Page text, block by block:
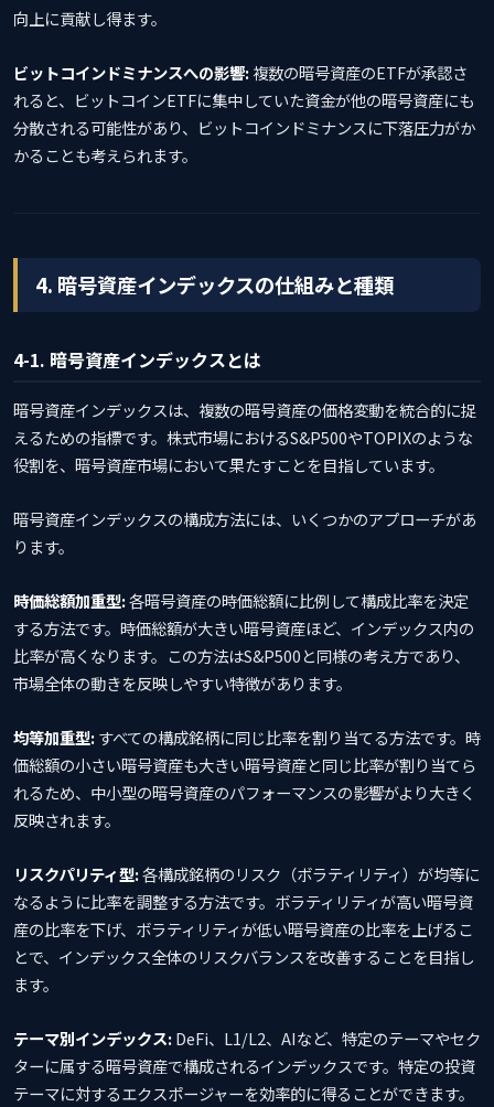
向上に貢献し得ます。
ビットコインドミナンスへの影響:複数の暗号資産のETFが承認さ
れると、ビットコインETFに集中していた資金が他の暗号資産にも
分散される可能性があり、ビットコインドミナンスに下落圧力がか
かることも考えられます。
4. 暗号資産インデックスの仕組みと種類
4-1. 暗号資産インデックスとは
暗号資産インデックスは、複数の暗号資産の価格変動を統合的に捉
えるための指標です。株式市場におけるS&P500やTOPIXのような
役割を、暗号資産市場において果たすことを目指しています。
暗号資産インデックスの構成方法には、いくつかのアプローチがあ
ります。
時価総額加重型:各暗号資産の時価総額に比例して構成比率を決定
する方法です。時価総額が大きい暗号資産ほど、インデックス内の
比率が高くなります。この方法はS&P500と同様の考え方であり、
市場全体の動きを反映しやすい特徴があります。
均等加重型:すべての構成銘柄に同じ比率を割り当てる方法です。時
価総額の小さい暗号資産も大きい暗号資産と同じ比率が割り当てら
れるため、中小型の暗号資産のパフォーマンスの影響がより大きく
反映されます。
リスクパリティ型:各構成銘柄のリスク（ボラティリティ）が均等に
なるように比率を調整する方法です。ボラティリティが高い暗号資
産の比率を下げ、ボラティリティが低い暗号資産の比率を上げるこ
とで、インデックス全体のリスクバランスを改善することを目指し
ます。
テーマ別インデックス:DeFi、L1/L2、AIなど、特定のテーマやセク
ターに属する暗号資産で構成されるインデックスです。特定の投資
テーマに対するエクスポージャーを効率的に得ることができます。